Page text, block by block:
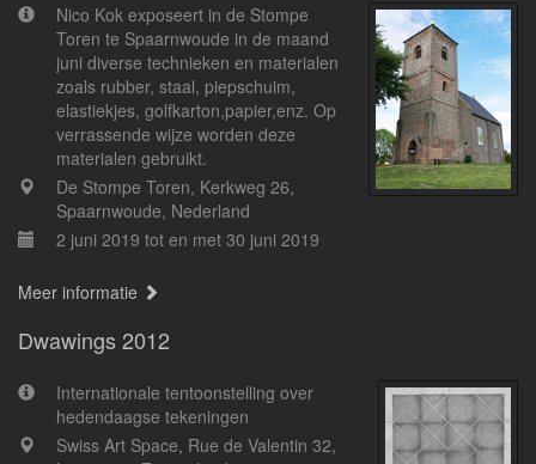
Nico Kok exposeert in de Stompe
Toren te Spaarnwoude in de maand
juni diverse technieken en materialen
zoals rubber, staal, piepschuim,
elastiekjes, golfkarton,papier,enz. Op
verrassende wijze worden deze
materialen gebruikt.
De Stompe Toren, Kerkweg 26,
Spaarnwoude, Nederland
2 juni 2019 tot en met 30 juni 2019
Meer informatie
Dwawings 2012
Internationale tentoonstelling over
hedendaagse tekeningen
Swiss Art Space, Rue de Valentin 32,